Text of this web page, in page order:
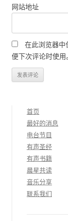
网站地址
在此浏览器中
便下次评论时使用。
首页
最好的消息
电台节目
有声圣经
有声书籍
晨星共读
音乐分享
联系我们